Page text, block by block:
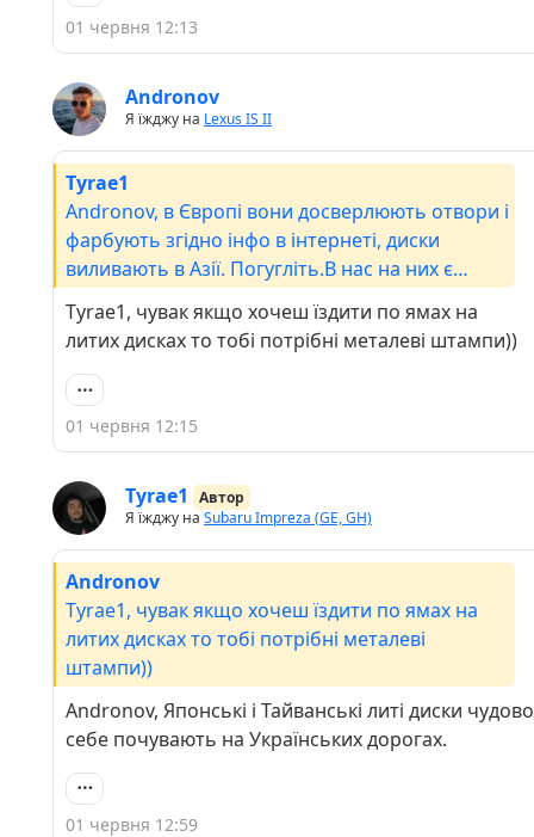
01 червня 12:13
Andronov
Я їжджу на Lexus IS II
Tyrae1
Andronov, в Європі вони досверлюють отвори і
фарбують згідно інфо в інтернеті, диски
виливають в Азії. Погугліть.В нас на них є
звісно за свій кошт гарний варіант. Я собі такі і
розглядав першочергово.
Tyrae1, чувак якщо хочеш їздити по ямах на
литих дисках то тобі потрібні металеві штампи))
01 червня 12:15
Tyrae1
Автор
Я їжджу на Subaru Impreza (GE, GH)
Andronov
Tyrae1, чувак якщо хочеш їздити по ямах на
литих дисках то тобі потрібні металеві
штампи))
Andronov, Японські і Тайванські литі диски чудово
себе почувають на Українських дорогах.
01 червня 12:59